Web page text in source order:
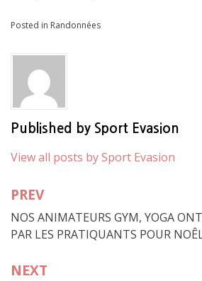
Posted in Randonnées
Published by Sport Evasion
View all posts by Sport Evasion
Navigation
de
PREV
NOS ANIMATEURS GYM, YOGA
PAR LES PRATIQUANTS POUR
NEXT